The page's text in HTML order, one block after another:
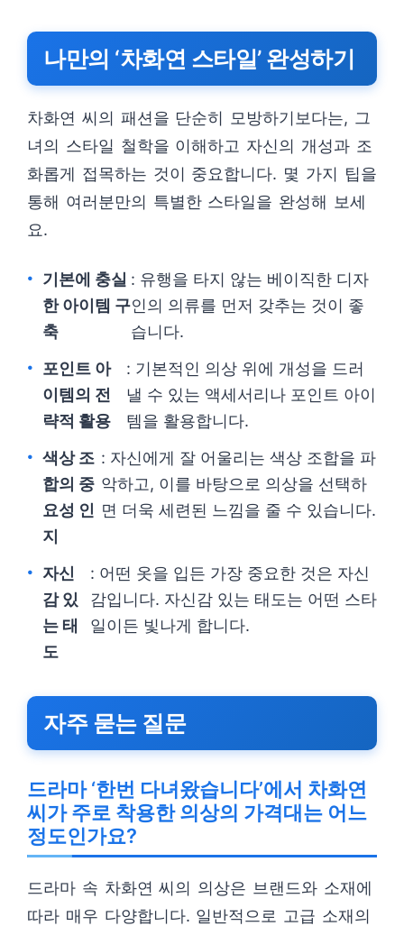
나만의 ‘차화연 스타일’ 완성하기
차화연 씨의 패션을 단순히 모방하기보다는, 그
녀의 스타일 철학을 이해하고 자신의 개성과 조
화롭게 접목하는 것이 중요합니다. 몇 가지 팁을
통해 여러분만의 특별한 스타일을 완성해 보세
요.
기본에 충실
한 아이템 구
축
: 유행을 타지 않는 베이직한 디자
인의 의류를 먼저 갖추는 것이 좋
습니다.
포인트 아
이템의 전
략적 활용
: 기본적인 의상 위에 개성을 드러
낼 수 있는 액세서리나 포인트 아이
템을 활용합니다.
색상 조
합의 중
요성 인
지
: 자신에게 잘 어울리는 색상 조합을 파
악하고, 이를 바탕으로 의상을 선택하
면 더욱 세련된 느낌을 줄 수 있습니다.
자신
감 있
는 태
도
: 어떤 옷을 입든 가장 중요한 것은 자신
감입니다. 자신감 있는 태도는 어떤 스타
일이든 빛나게 합니다.
자주 묻는 질문
드라마 ‘한번 다녀왔습니다’에서 차화연
씨가 주로 착용한 의상의 가격대는 어느
정도인가요?
드라마 속 차화연 씨의 의상은 브랜드와 소재에
따라 매우 다양합니다. 일반적으로 고급 소재의